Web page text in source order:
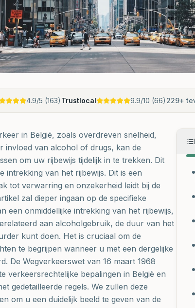
4.9/5 (163) Trustlocal 9.9/10 (66) 229+
in België, zoals overdreven snelheid,
invloed van alcohol of drugs, kan de
om uw rijbewijs tijdelijk in te trekken. Dit
intrekking van het rijbewijs. Dit is een
tot verwarring en onzekerheid leidt bij de
zal dieper ingaan op de specifieke
een onmiddellijke intrekking van het rijbewijs,
aan alcoholgebruik, de duur van het
kunt doen. Het is cruciaal om de
te begrijpen wanneer u met een dergelijke
De Wegverkeerswet van 16 maart 1968
verkeersrechtelijke bepalingen in België en
gedetailleerde regels. We zullen deze
om u een duidelijk beeld te geven van de